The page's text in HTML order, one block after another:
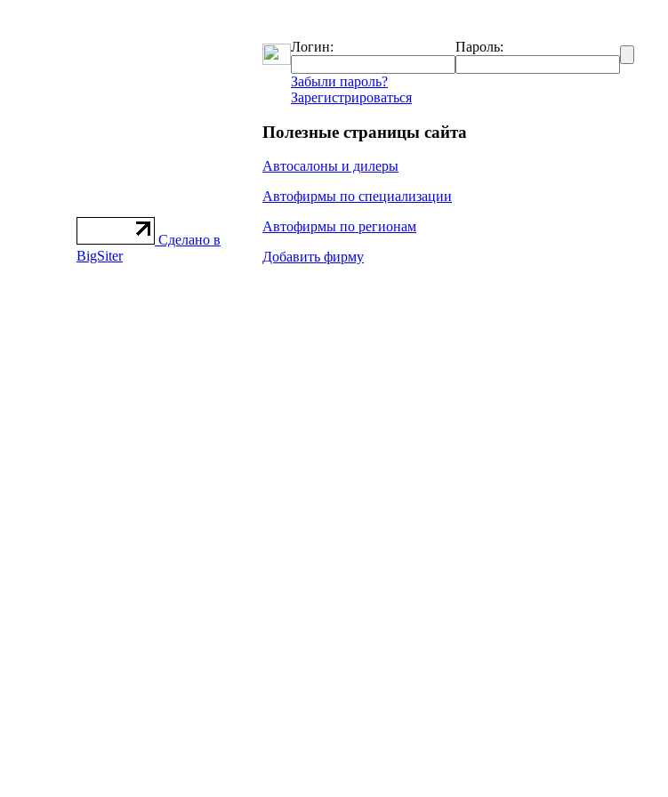
Сделано в
BigSiter
Логин: Пароль:
Забыли пароль?
Зарегистрироваться
Полезные страницы сайта
Автосалоны и дилеры
Автофирмы по специализации
Автофирмы по регионам
Добавить фирму